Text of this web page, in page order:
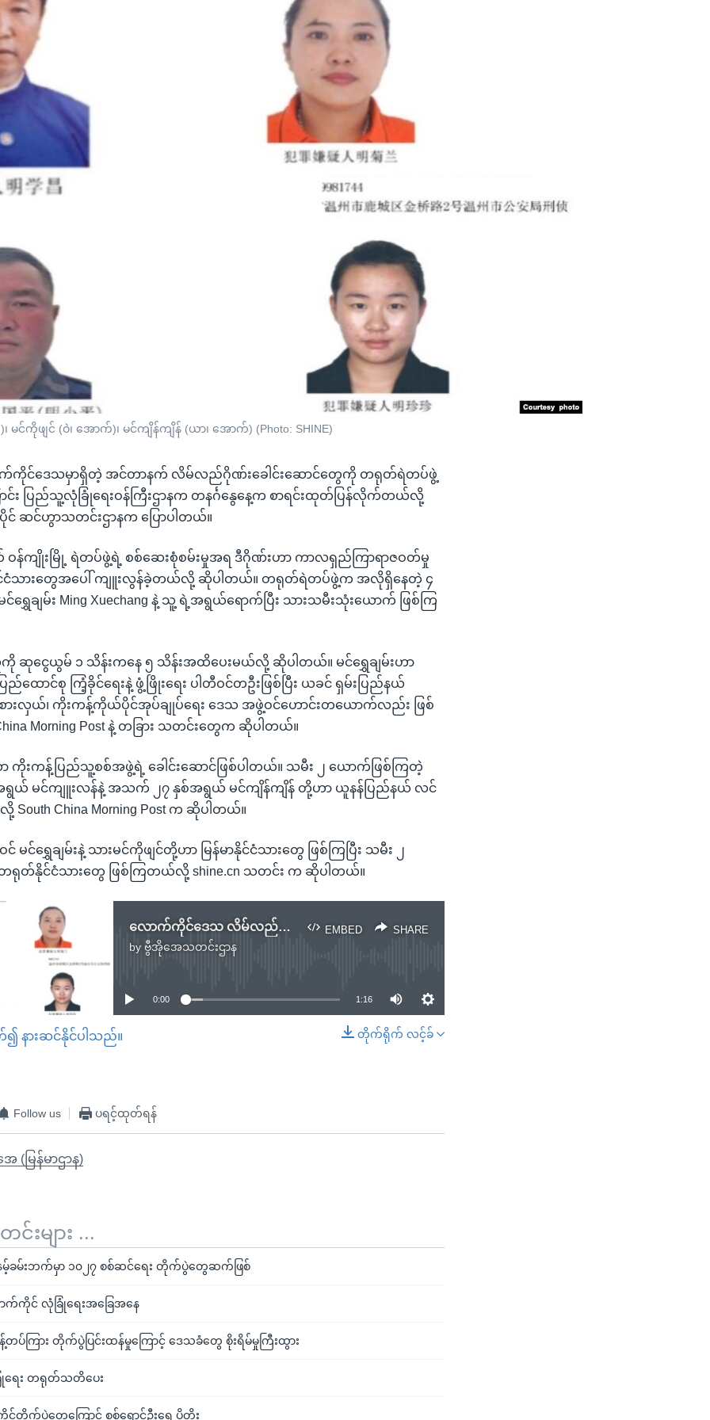
င်ကိုဖျင် (ဝဲ၊ အောက်)၊ မင်ကျိန်ကျိန် (ယာ၊ အောက်) (Photo: SHINE)
ာက်ကိုင်ဒေသမှာရှိတဲ့ အင်တာနက် လိမ်လည်ဂိုဏ်းခေါင်းဆောင်တွေကို တရုတ်ရဲတပ်ဖွဲ့
း ပြည်သူ့လုံခြုံရေးဝန်ကြီးဌာနက တနင်္ဂနွေနေ့က စာရင်းထုတ်ပြန်လိုက်တယ်လို့
ဆင်ဟွာသတင်းဌာနက ပြောပါတယ်။
ဝန်ကျိုးမြို့ ရဲတပ်ဖွဲ့ရဲ့ စစ်ဆေးစုံစမ်းမှုအရ ဒီဂိုဏ်းဟာ ကာလရှည်ကြာရာဇဝတ်မှု
သားတွေအပေါ် ကျူးလွန်ခဲ့တယ်လို့ ဆိုပါတယ်။ တရုတ်ရဲတပ်ဖွဲ့က အလိုရှိနေတဲ့ ၄
ေချမ်း Ming Xuechang နဲ့ သူ့ ရဲ့အရွယ်ရောက်ပြီး သားသမီးသုံးယောက် ဖြစ်ကြ
ဆုငွေယွမ် ၁ သိန်းကနေ ၅ သိန်းအထိပေးမယ်လို့ ဆိုပါတယ်။ မင်ရွှေချမ်းဟာ
ထောင်စု ကြံ့ခိုင်ရေးနဲ့ ဖွံ့ဖြိုးရေး ပါတီဝင်တဦးဖြစ်ပြီး ယခင် ရှမ်းပြည်နယ်
လှယ်၊ ကိုးကန့်ကိုယ်ပိုင်အုပ်ချုပ်ရေး ဒေသ အဖွဲ့ဝင်ဟောင်းတယောက်လည်း ဖြစ်
Morning Post နဲ့ တခြား သတင်းတွေက ဆိုပါတယ်။
ကိုးကန့်ပြည်သူ့စစ်အဖွဲ့ရဲ့ ခေါင်းဆောင်ဖြစ်ပါတယ်။ သမီး ၂ ယောက်ဖြစ်ကြတဲ့
ယ် မင်ကျူးလန်နဲ့ အသက် ၂၇ နှစ်အရွယ် မင်ကျိန်ကျိန် တို့ဟာ ယူနန်ပြည်နယ် လင်
China Morning Post က ဆိုပါတယ်။
င် မင်ရွှေချမ်းနဲ့ သားမင်ကိုဖျင်တို့ဟာ မြန်မာနိုင်ငံသားတွေ ဖြစ်ကြပြီး သမီး ၂
တ်နိုင်ငံသားတွေ ဖြစ်ကြတယ်လို့ shine.cn သတင်း က ဆိုပါတယ်။
EMBED SHARE
လောက်ကိုင်ဒေသ လိမ်လည်ဂိုဏ်းခေါင်းဆောင်တွေကို တရုတ်ရဲ ဖမ်းဝရမ်းထုတ်
byဗွီအိုအေသတင်းဌာန
SHARE
No media source currently available
0:00 1:16
တိုက်ရိုက် လင့်ခ်
၍ နားဆင်နိုင်ပါသည်။
Follow us ပရင့်ထုတ်ရန်
(မြန်မာဌာန)
များ ...
နမ့်ခမ်းဘက်မှာ ၁၀၂၇ စစ်ဆင်ရေး တိုက်ပွဲတွေဆက်ဖြစ်
ာက်ကိုင် လုံခြုံရေးအခြေအနေ
ပ်ကြား တိုက်ပွဲပြင်းထန်မှုကြောင့် ဒေသခံတွေ စိုးရိမ်မှုကြီးထွား
ရေး တရုတ်သတိပေး
င်တိုက်ပွဲတွေကြောင့် စစ်ရှောင်ဦးရေ ပိုတိုး